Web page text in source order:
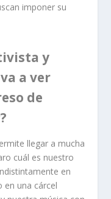
imponer su
y
a ver
de
?
llegar a mucha
cuál es nuestro
en
en una cárcel